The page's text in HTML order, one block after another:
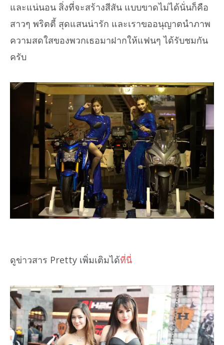
และแน่นอน สิ่งที่จะสร้างสีสัน แบบขาดไม่ได้นั่นก็คือ
สาวๆ พริตตี้ สุดแสนน่ารัก และเราขออนุญาตนำภาพ
ความสดใสของพวกเธอมาฝากให้แฟนๆ ได้รับชมกัน
ครับ
ดูข่าวสาร Pretty เพิ่มเติมได้ที่นี่